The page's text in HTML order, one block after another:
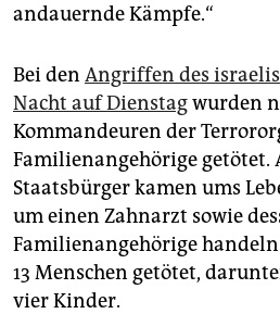
andauernde Kämpfe.“
Bei den Angriffen des
Nacht auf Dienstagwurden
Kommandeuren der
Familienangehörige getötet.
Staatsbürger kamen ums
um einen Zahnarzt sowie
Familienangehörige
13 Menschen getötet,
vier Kinder.